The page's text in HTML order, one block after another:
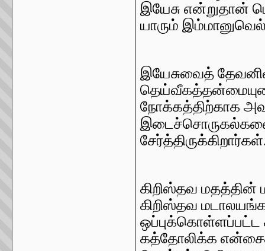
இயேசு என்றுதான்
யாரும்
இயேசுவைத்
நோக்கத்திற்காக
கிறிஸ்தவ மதத்தின்
கிறிஸ்தவ
ஒப்புக்கொள்ளப்பட்ட
கத்தோலிக்க